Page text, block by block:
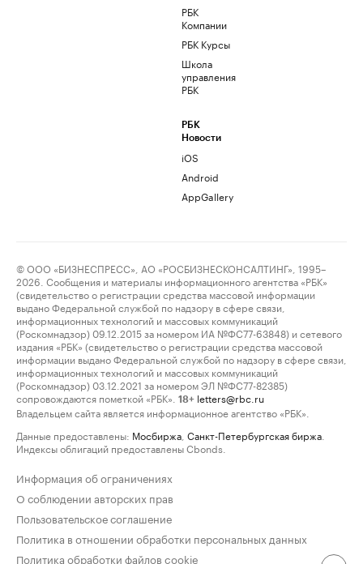
РБК
Компании
РБК Курсы
Школа
управления
РБК
РБК
Новости
iOS
Android
AppGallery
© ООО «БИЗНЕСПРЕСС», АО «РОСБИЗНЕСКОНСАЛТИНГ», 1995–
2026. Сообщения и материалы информационного агентства «РБК»
(свидетельство о регистрации средства массовой информации
выдано Федеральной службой по надзору в сфере связи,
информационных технологий и массовых коммуникаций
(Роскомнадзор) 09.12.2015 за номером ИА №ФС77-63848) и сетевого
издания «РБК» (свидетельство о регистрации средства массовой
информации выдано Федеральной службой по надзору в сфере связи,
информационных технологий и массовых коммуникаций
(Роскомнадзор) 03.12.2021 за номером ЭЛ №ФС77-82385)
сопровождаются пометкой «РБК».
18+ letters@rbc.ru
Владельцем сайта является информационное агентство «РБК».
Данные предоставлены: Мосбиржа Санкт-Петербургская биржа
Индексы облигаций предоставлены Cbonds.
Информация об ограничениях
О соблюдении авторских прав
Пользовательское соглашение
Политика в отношении обработки персональных данных
Политика обработки файлов cookie